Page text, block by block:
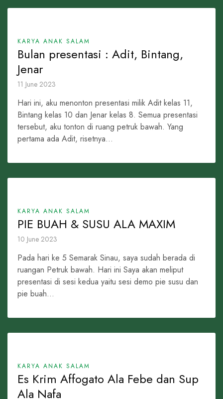
KARYA ANAK SALAM
Bulan presentasi : Adit, Bintang,
Jenar
11 June 2023
Hari ini, aku menonton presentasi milik Adit kelas 11,
Bintang kelas 10 dan Jenar kelas 8. Semua presentasi
tersebut, aku tonton di ruang petruk bawah. Yang
pertama ada Adit, risetnya...
KARYA ANAK SALAM
PIE BUAH & SUSU ALA MAXIM
10 June 2023
Pada hari ke 5 Semarak Sinau, saya sudah berada di
ruangan Petruk bawah. Hari ini Saya akan meliput
presentasi di sesi kedua yaitu sesi demo pie susu dan
pie buah...
KARYA ANAK SALAM
Es Krim Affogato Ala Febe dan Sup
Ala Nafa